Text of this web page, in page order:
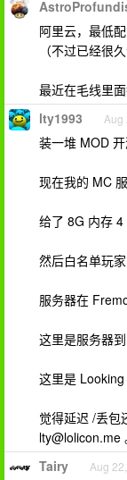
阿里云，最低
（不过已经很
最近在毛线里
lty1993 Aug
装一堆 MOD
现在我的 MC
给了 8G 内存 4
然后白名单玩家
服务器在
这里是服务器
这里是
觉得延迟 /丢包
lty@lolicon.me
Tairy Aug